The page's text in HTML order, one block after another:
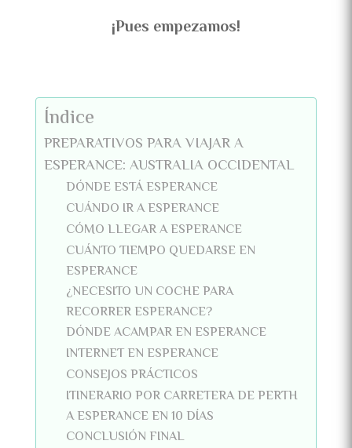
¡Pues empezamos!
Índice
PREPARATIVOS PARA VIAJAR A
ESPERANCE: AUSTRALIA OCCIDENTAL
DÓNDE ESTÁ ESPERANCE
CUÁNDO IR A ESPERANCE
CÓMO LLEGAR A ESPERANCE
CUÁNTO TIEMPO QUEDARSE EN
ESPERANCE
¿NECESITO UN COCHE PARA
RECORRER ESPERANCE?
DÓNDE ACAMPAR EN ESPERANCE
INTERNET EN ESPERANCE
CONSEJOS PRÁCTICOS
ITINERARIO POR CARRETERA DE PERTH
A ESPERANCE EN 10 DÍAS
CONCLUSIÓN FINAL